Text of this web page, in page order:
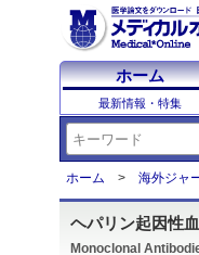
ホーム
最新情報・特集
ホーム 海外ジャ
ヘパリン起因性
Monoclonal